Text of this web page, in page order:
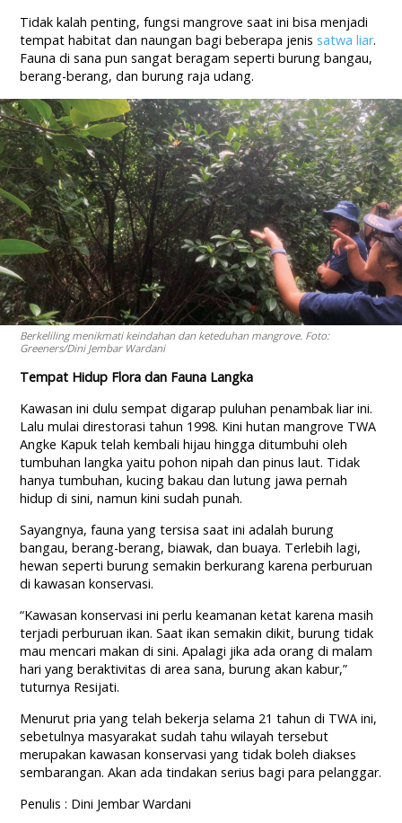
Tidak kalah penting, fungsi mangrove saat ini bisa menjadi
tempat habitat dan naungan bagi beberapa jenis satwa liar.
Fauna di sana pun sangat beragam seperti burung bangau,
berang-berang, dan burung raja udang.
Berkeliling menikmati keindahan dan keteduhan mangrove. Foto:
Greeners/Dini Jembar Wardani
Tempat Hidup Flora dan Fauna Langka
Kawasan ini dulu sempat digarap puluhan penambak liar ini.
Lalu mulai direstorasi tahun 1998. Kini hutan mangrove TWA
Angke Kapuk telah kembali hijau hingga ditumbuhi oleh
tumbuhan langka yaitu pohon nipah dan pinus laut. Tidak
hanya tumbuhan, kucing bakau dan lutung jawa pernah
hidup di sini, namun kini sudah punah.
Sayangnya, fauna yang tersisa saat ini adalah burung
bangau, berang-berang, biawak, dan buaya. Terlebih lagi,
hewan seperti burung semakin berkurang karena perburuan
di kawasan konservasi.
“Kawasan konservasi ini perlu keamanan ketat karena masih
terjadi perburuan ikan. Saat ikan semakin dikit, burung tidak
mau mencari makan di sini. Apalagi jika ada orang di malam
hari yang beraktivitas di area sana, burung akan kabur,”
tuturnya Resijati.
Menurut pria yang telah bekerja selama 21 tahun di TWA ini,
sebetulnya masyarakat sudah tahu wilayah tersebut
merupakan kawasan konservasi yang tidak boleh diakses
sembarangan. Akan ada tindakan serius bagi para pelanggar.
Penulis : Dini Jembar Wardani